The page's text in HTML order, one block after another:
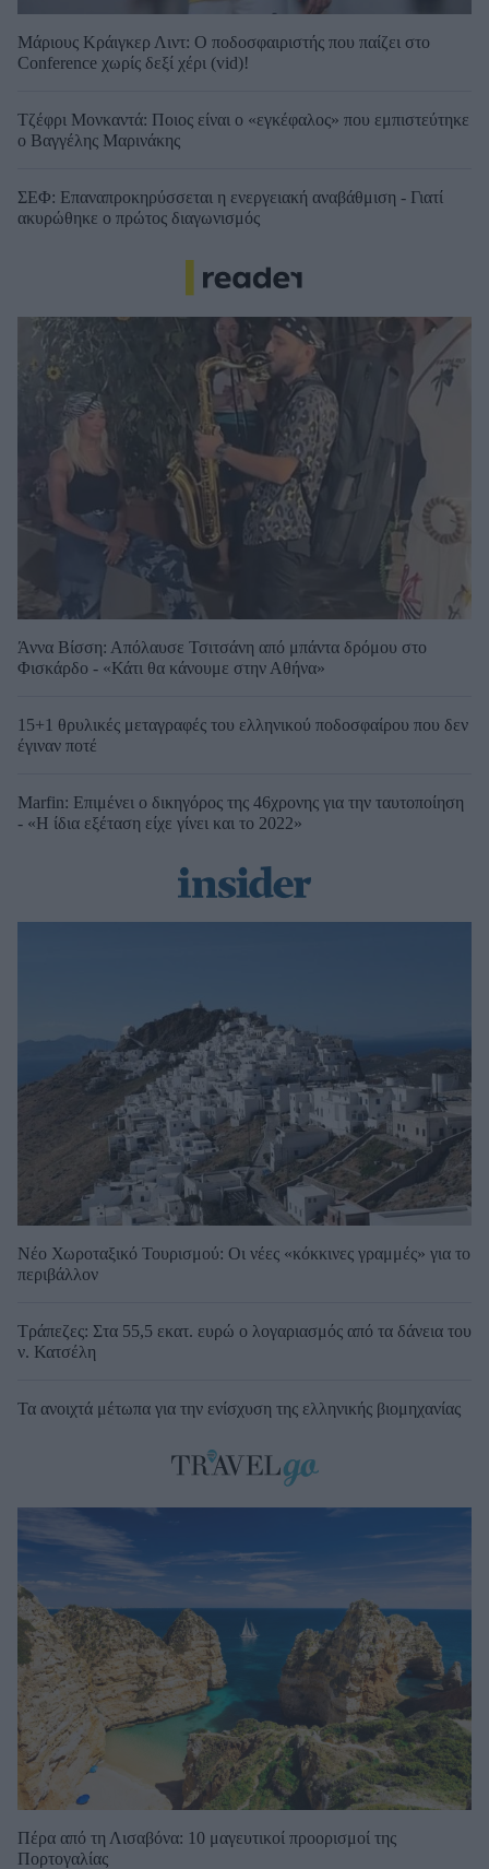
Μάριους Κράιγκερ Λιντ: Ο ποδοσφαιριστής που παίζει στο
Conference χωρίς δεξί χέρι (vid)!
Τζέφρι Μονκαντά: Ποιος είναι ο «εγκέφαλος» που εμπιστεύτηκε
ο Βαγγέλης Μαρινάκης
ΣΕΦ: Επαναπροκηρύσσεται η ενεργειακή αναβάθμιση - Γιατί
ακυρώθηκε ο πρώτος διαγωνισμός
Άννα Βίσση: Απόλαυσε Τσιτσάνη από μπάντα δρόμου στο
Φισκάρδο - «Κάτι θα κάνουμε στην Αθήνα»
15+1 θρυλικές μεταγραφές του ελληνικού ποδοσφαίρου που δεν
έγιναν ποτέ
Marfin: Επιμένει ο δικηγόρος της 46χρονης για την ταυτοποίηση
- «Η ίδια εξέταση είχε γίνει και το 2022»
Νέο Χωροταξικό Τουρισμού: Οι νέες «κόκκινες γραμμές» για το
περιβάλλον
Τράπεζες: Στα 55,5 εκατ. ευρώ ο λογαριασμός από τα δάνεια του
ν. Κατσέλη
Τα ανοιχτά μέτωπα για την ενίσχυση της ελληνικής βιομηχανίας
Πέρα από τη Λισαβόνα: 10 μαγευτικοί προορισμοί της
Πορτογαλίας